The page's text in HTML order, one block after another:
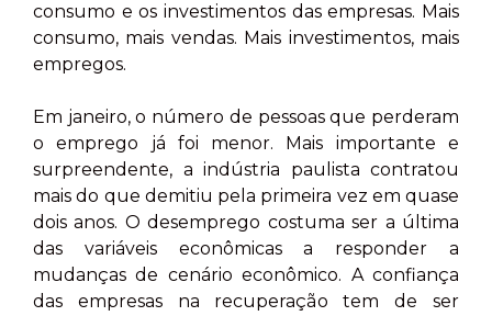
consumo e os investimentos das empresas. Mais
consumo, mais vendas. Mais investimentos, mais
empregos.
Em janeiro, o número de pessoas que perderam
o emprego já foi menor. Mais importante e
surpreendente, a indústria paulista contratou
mais do que demitiu pela primeira vez em quase
dois anos. O desemprego costuma ser a última
das variáveis econômicas a responder a
mudanças de cenário econômico. A confiança
das empresas na recuperação tem de ser